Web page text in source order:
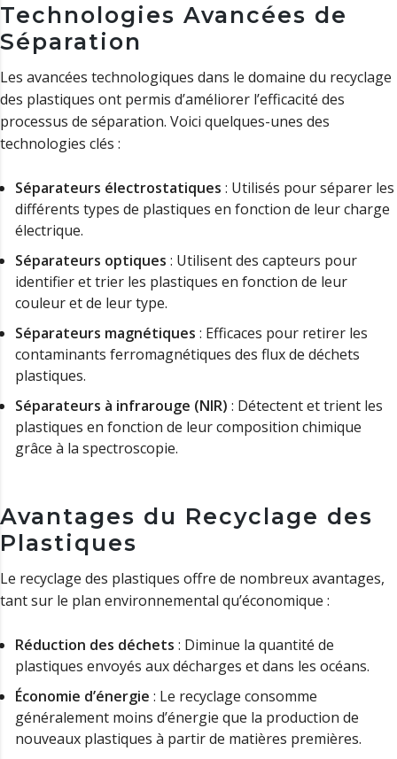
Technologies Avancées de
Séparation
Les avancées technologiques dans le domaine du recyclage
des plastiques ont permis d’améliorer l’efficacité des
processus de séparation. Voici quelques-unes des
technologies clés :
Séparateurs électrostatiques : Utilisés pour séparer les
différents types de plastiques en fonction de leur charge
électrique.
Séparateurs optiques : Utilisent des capteurs pour
identifier et trier les plastiques en fonction de leur
couleur et de leur type.
Séparateurs magnétiques : Efficaces pour retirer les
contaminants ferromagnétiques des flux de déchets
plastiques.
Séparateurs à infrarouge (NIR) : Détectent et trient les
plastiques en fonction de leur composition chimique
grâce à la spectroscopie.
Avantages du Recyclage des
Plastiques
Le recyclage des plastiques offre de nombreux avantages,
tant sur le plan environnemental qu’économique :
Réduction des déchets : Diminue la quantité de
plastiques envoyés aux décharges et dans les océans.
Économie d’énergie : Le recyclage consomme
généralement moins d’énergie que la production de
nouveaux plastiques à partir de matières premières.